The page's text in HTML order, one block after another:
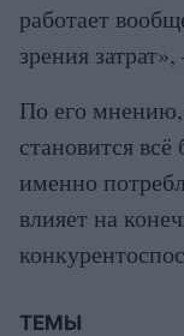
работает
зрения
По его
становится
именно
влияет на
ТЕМЫ